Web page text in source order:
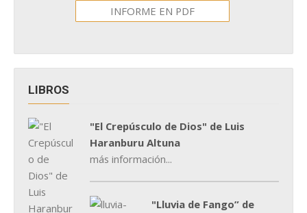
INFORME EN PDF
LIBROS
"El Crepúsculo de Dios" de Luis
Haranburu Altuna
más información...
"Lluvia de Fango” de